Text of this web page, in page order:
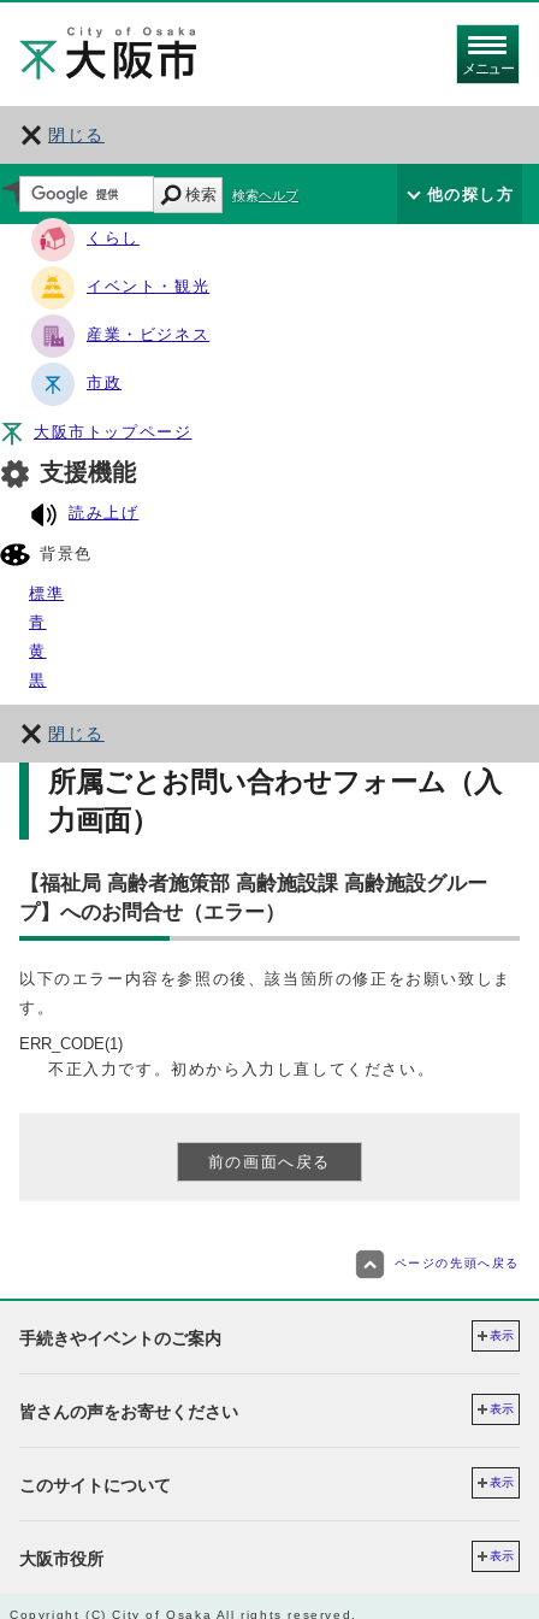
メニュー
閉じる
サイト・ナビ
くらし
イベント・観光
産業・ビジネス
市政
大阪市トップページ
支援機能
読み上げ
背景色
標準
青
黄
黒
閉じる
検索 検索ヘルプ 他の探し方
所属ごとお問い合わせフォーム（入
力画面）
【福祉局 高齢者施策部 高齢施設課 高齢施設グルー
プ】へのお問合せ（エラー）
以下のエラー内容を参照の後、該当箇所の修正をお願い致しま
す。
ERR_CODE(1)
不正入力です。初めから入力し直してください。
ページの先頭へ戻る
手続きやイベントのご案内 表示
皆さんの声をお寄せください 表示
このサイトについて 表示
大阪市役所 表示
Copyright (C) City of Osaka All rights reserved.